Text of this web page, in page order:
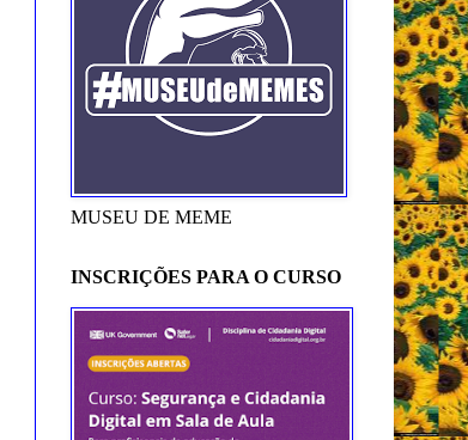
MUSEU DE MEME
INSCRIÇÕES PARA O CURSO